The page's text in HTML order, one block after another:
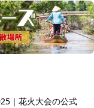
｜花火大会の公式